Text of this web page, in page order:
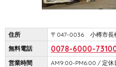
住所
〒047-0036 小樽市長
無料電話
0078-6000-
営業時間
AM9:00-PM6:00 / 定休